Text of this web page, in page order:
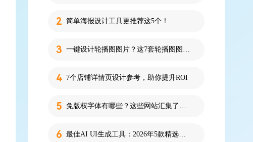
简单海报设计工具更推荐这5个！
一键设计轮播图图片？这7套轮播图图片资源快收藏！
7个店铺详情页设计参考，助你提升ROI
免版权字体有哪些？这些网站汇集了近百款免版权字体！
最佳AI UI生成工具：2026年5款精选，新手零代码快速制作界面